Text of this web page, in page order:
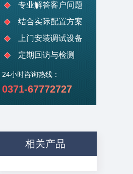
专业解答客户问题
结合实际配置方案
上门安装调试设备
定期回访与检测
24小时咨询热线：
0371-67772727
相关产品